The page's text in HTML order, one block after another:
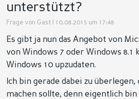
unterstützt?
Frage von Gast | 10.08.2015 um 17:48
Es gibt ja nun das Angebot von
von Windows 7 oder Windows 8.1
Windows 10 upzudaten.
Ich bin gerade dabei zu überlegen,
machen sollte, denn eigentlich